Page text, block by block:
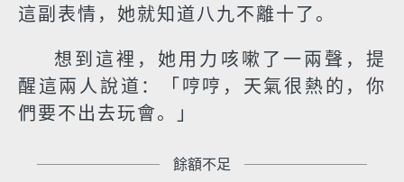
這副表情，她就知道八九不離十了。
想到這裡，她用力咳嗽了一兩聲，提
醒這兩人說道：「哼哼，天氣很熱的，你
們要不出去玩會。」
餘額不足